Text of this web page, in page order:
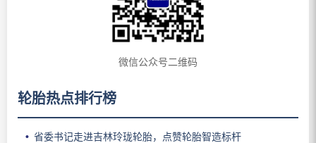
微信公众号二维码
轮胎热点排行榜
省委书记走进吉林玲珑轮胎，点赞轮胎智造标杆